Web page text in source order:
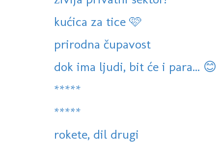
kućica za tice 🩷
prirodna čupavost
dok ima ljudi, bit će i para... 😊
*****
*****
rokete, dil drugi